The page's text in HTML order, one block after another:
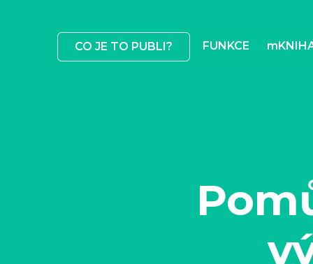
CO JE TO PUBLI? FUNKCE